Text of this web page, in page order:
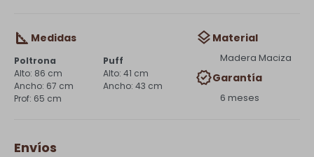
Medidas
Poltrona
86 cm
67 cm
65 cm
Puff
41 cm
43 cm
Material
Madera Maciza
Garantía
6 meses
Envíos